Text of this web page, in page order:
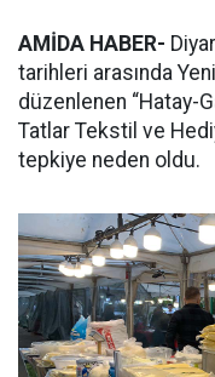
AMİDA HABER-
tarihleri arasında
düzenlenen “Hatay-
Tatlar Tekstil ve
tepkiye neden oldu.